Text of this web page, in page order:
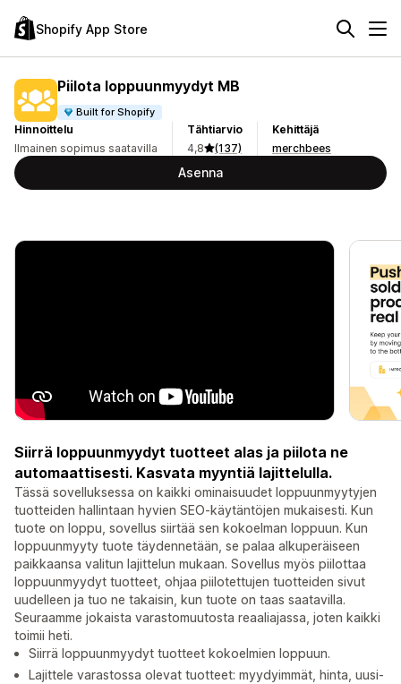
Shopify App Store
Piilota loppuunmyydyt MB
Built for Shopify
Hinnoittelu
Ilmainen sopimus saatavilla
Tähtiarvio
4,8
(137)
Kehittäjä
merchbees
Asenna
Siirrä loppuunmyydyt tuotteet alas ja piilota ne
automaattisesti. Kasvata myyntiä lajittelulla.
Tässä sovelluksessa on kaikki ominaisuudet loppuunmyytyjen
tuotteiden hallintaan hyvien SEO-käytäntöjen mukaisesti. Kun
tuote on loppu, sovellus siirtää sen kokoelman loppuun. Kun
loppuunmyyty tuote täydennetään, se palaa alkuperäiseen
paikkaansa valitun lajittelun mukaan. Sovellus myös piilottaa
loppuunmyydyt tuotteet, ohjaa piilotettujen tuotteiden sivut
uudelleen ja tuo ne takaisin, kun tuote on taas saatavilla.
Seuraamme jokaista varastomuutosta reaaliajassa, joten kaikki
toimii heti.
Siirrä loppuunmyydyt tuotteet kokoelmien loppuun.
Lajittele varastossa olevat tuotteet: myydyimmät, hinta, uusi-